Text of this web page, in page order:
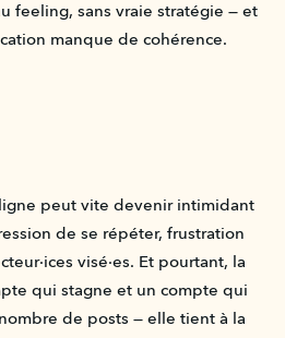
feeling, sans vraie stratégie — et
manque de cohérence.
peut vite devenir intimidant
de se répéter, frustration
visé·es. Et pourtant, la
qui stagne et un compte qui
de posts — elle tient à la